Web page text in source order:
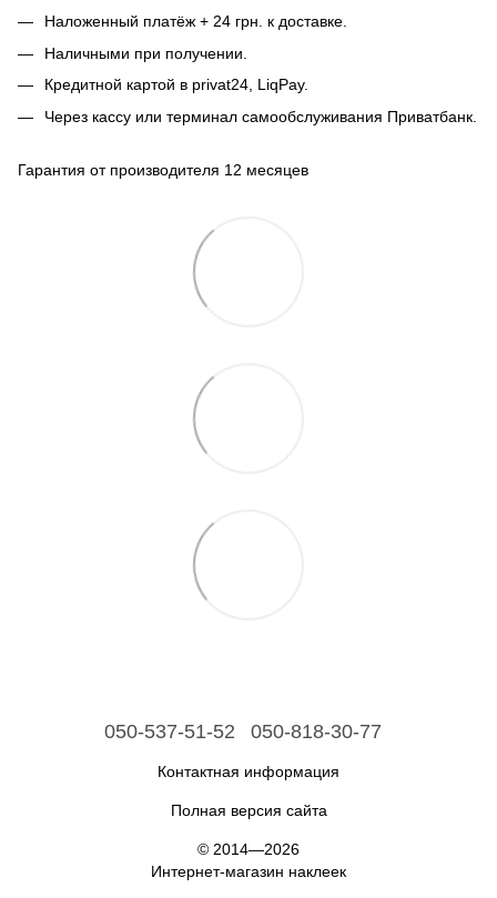
Наложенный платёж + 24 грн. к доставке.
Наличными при получении.
Кредитной картой в privat24, LiqPay.
Через кассу или терминал самообслуживания Приватбанк.
Гарантия от производителя 12 месяцев
050-537-51-52 050-818-30-77
Контактная информация
Полная версия сайта
© 2014—2026
Интернет-магазин наклеек